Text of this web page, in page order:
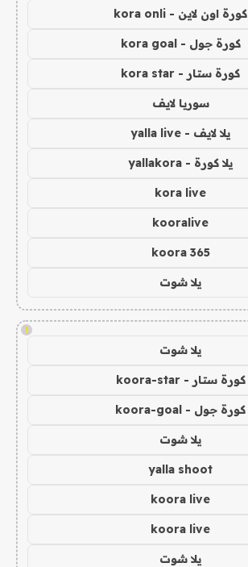
كورة اون لاين - kora onli
كورة جول - kora goal
كورة ستار - kora star
سوريا لايف
يلا لايف - yalla live
يلا كورة - yallakora
kora live
kooralive
koora 365
يلا شوت
!
يلا شوت
كورة ستار - koora-star
كورة جول - koora-goal
يلا شوت
yalla shoot
koora live
koora live
يلا شوت